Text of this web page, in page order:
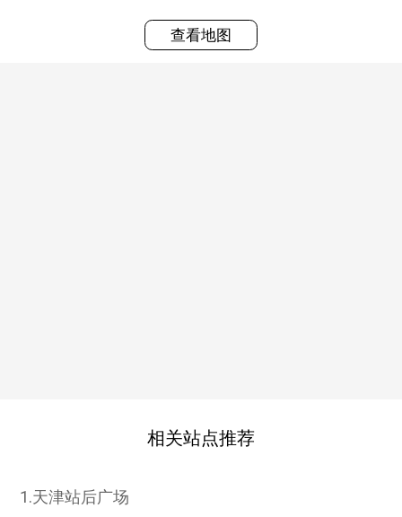
查看地图
相关站点推荐
1.天津站后广场